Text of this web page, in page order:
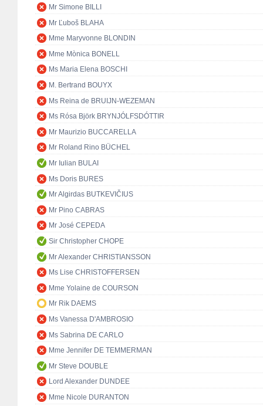
Mr Simone BILLI
Mr Ľuboš BLAHA
Mme Maryvonne BLONDIN
Mme Mònica BONELL
Ms Maria Elena BOSCHI
M. Bertrand BOUYX
Ms Reina de BRUIJN-WEZEMAN
Ms Rósa Björk BRYNJÓLFSDÓTTIR
Mr Maurizio BUCCARELLA
Mr Roland Rino BÜCHEL
Mr Iulian BULAI
Ms Doris BURES
Mr Algirdas BUTKEVIČIUS
Mr Pino CABRAS
Mr José CEPEDA
Sir Christopher CHOPE
Mr Alexander CHRISTIANSSON
Ms Lise CHRISTOFFERSEN
Mme Yolaine de COURSON
Mr Rik DAEMS
Ms Vanessa D'AMBROSIO
Ms Sabrina DE CARLO
Mme Jennifer DE TEMMERMAN
Mr Steve DOUBLE
Lord Alexander DUNDEE
Mme Nicole DURANTON